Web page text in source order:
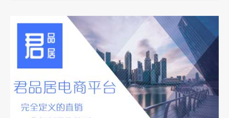
APP+小程序+H5+软件定制开发